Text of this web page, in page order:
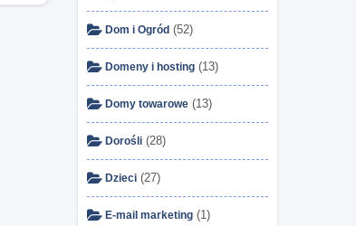
Dom i Ogród (52)
Domeny i hosting (13)
Domy towarowe (13)
Dorośli (28)
Dzieci (27)
E-mail marketing (1)